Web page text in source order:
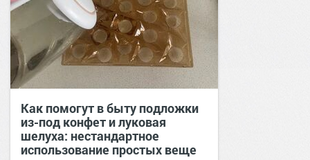
Как помогут в быту подложки
из-под конфет и луковая
шелуха: нестандартное
использование простых веще